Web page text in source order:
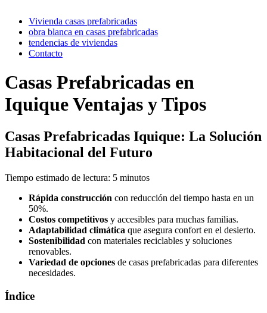
Vivienda casas prefabricadas
obra blanca en casas prefabricadas
tendencias de viviendas
Contacto
Casas Prefabricadas en
Iquique Ventajas y Tipos
Casas Prefabricadas Iquique: La Solución
Habitacional del Futuro
Tiempo estimado de lectura: 5 minutos
Rápida construcción con reducción del tiempo hasta en un
50%.
Costos competitivos y accesibles para muchas familias.
Adaptabilidad climática que asegura confort en el desierto.
Sostenibilidad con materiales reciclables y soluciones
renovables.
Variedad de opciones de casas prefabricadas para diferentes
necesidades.
Índice